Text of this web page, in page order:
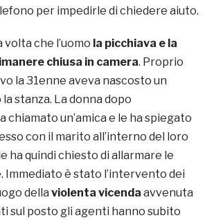
per impedirle di chiedere aiuto.
volta che l’uomo la picchiava e la
chiusa in camera. Proprio
la 31enne aveva nascosto un
stanza. La donna dopo
chiamato un’amica e le ha spiegato
con il marito all’interno del loro
ha quindi chiesto di allarmare le
Immediato è stato l’intervento dei
della violenta vicenda avvenuta
sul posto gli agenti hanno subito